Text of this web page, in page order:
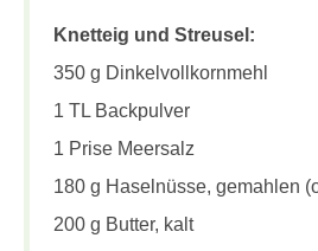
Knetteig und Streusel:
350 g Dinkelvollkornmehl
1 TL Backpulver
1 Prise Meersalz
180 g Haselnüsse, gemahlen
200 g Butter, kalt